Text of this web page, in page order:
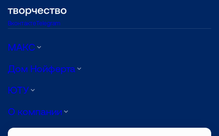
ВконтактеTelegram
МАКС
Дом Нойферта
ЮТУ
О компании
Луиджи